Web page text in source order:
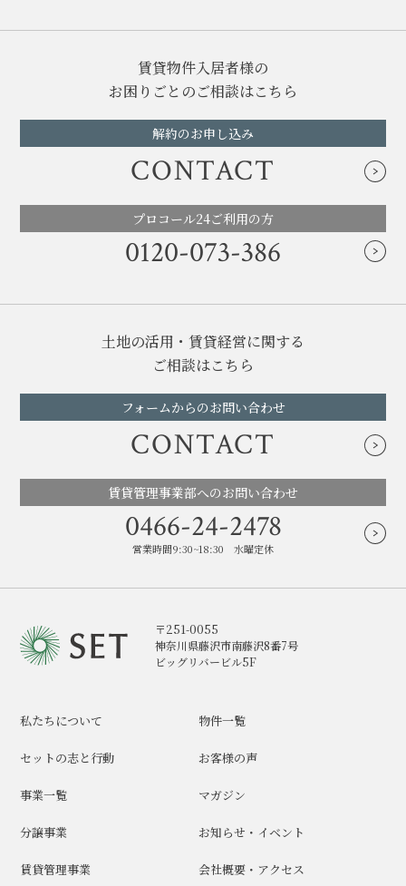
賃貸物件入居者様の
お困りごとのご相談はこちら
解約のお申し込み
CONTACT
プロコール24ご利用の方
0120-073-386
土地の活用・賃貸経営に関する
ご相談はこちら
フォームからのお問い合わせ
CONTACT
賃貸管理事業部へのお問い合わせ
0466-24-2478
営業時間9:30~18:30 水曜定休
〒251-0055
神奈川県藤沢市南藤沢8番7号
ビッグリバービル5F
私たちについて
セットの志と行動
事業一覧
分譲事業
賃貸管理事業
物件一覧
お客様の声
マガジン
お知らせ・イベント
会社概要・アクセス